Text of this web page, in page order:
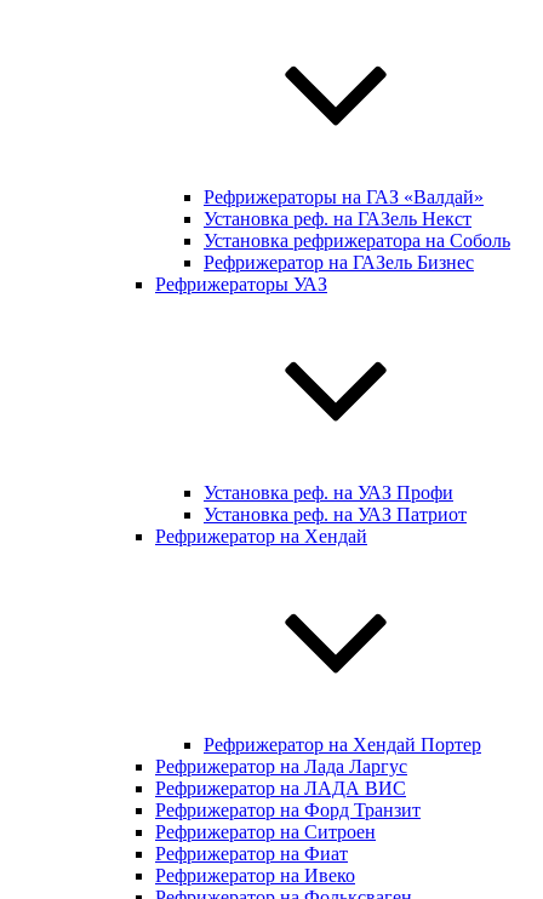
Рефрижераторы на ГАЗ «Валдай»
Установка реф. на ГАЗель Некст
Установка рефрижератора на Соболь
Рефрижератор на ГАЗель Бизнес
Рефрижераторы УАЗ
Установка реф. на УАЗ Профи
Установка реф. на УАЗ Патриот
Рефрижератор на Хендай
Рефрижератор на Хендай Портер
Рефрижератор на Лада Ларгус
Рефрижератор на ЛАДА ВИС
Рефрижератор на Форд Транзит
Рефрижератор на Ситроен
Рефрижератор на Фиат
Рефрижератор на Ивеко